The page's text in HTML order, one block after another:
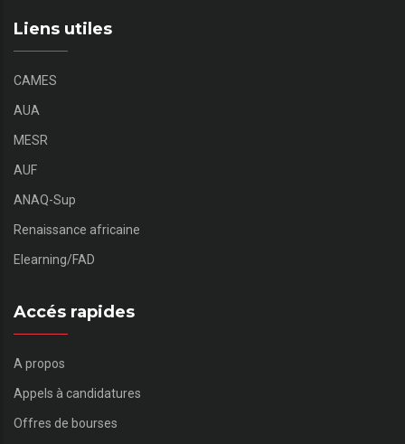
Liens utiles
CAMES
AUA
MESR
AUF
ANAQ-Sup
Renaissance africaine
Elearning/FAD
Accés rapides
A propos
Appels à candidatures
Offres de bourses